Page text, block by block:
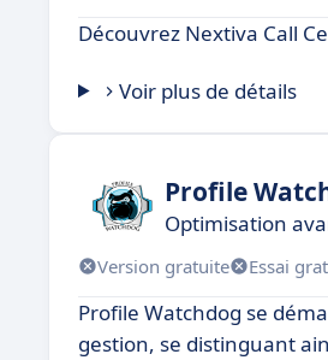
Découvrez Nextiva Call
Voir plus de détails
Profile
Optimisation
Version gratuite Essai
Profile Watchdog se
gestion, se distinguant